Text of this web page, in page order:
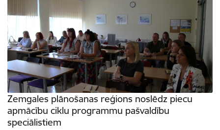
Zemgales plānošanas reģions noslēdz piecu
apmācību ciklu programmu pašvaldību
speciālistiem